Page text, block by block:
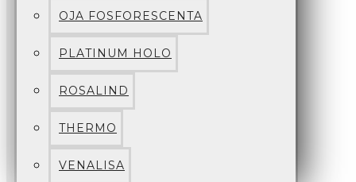
OJA FOSFORESCENTA
PLATINUM HOLO
ROSALIND
THERMO
VENALISA